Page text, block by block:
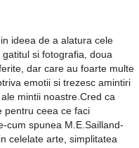
ideea de a alatura cele
si fotografia, doua
dar care au foarte multe
emotii si trezesc amintiri
mintii noastre.Cred ca
pentru ceea ce faci
cum spunea M.E.Sailland-
celelate arte, simplitatea